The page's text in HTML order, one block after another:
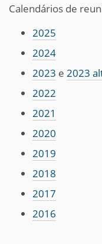
Calendários de
2025
2024
2023 e 2023
2022
2021
2020
2019
2018
2017
2016